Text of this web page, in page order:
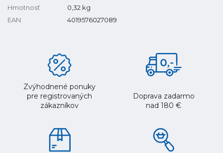
Hmotnosť
0,32 kg
EAN
4019576027089
Zvýhodnené ponuky
pre registrovaných
zákazníkov
Doprava zadarmo
nad 180 €